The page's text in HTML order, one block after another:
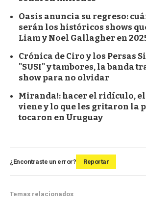
Oasis anuncia su regreso:
serán los históricos shows
Liam y Noel Gallagher en
Crónica de Ciro y los Persas
"SUSI" y tambores, la banda
show para no olvidar
Miranda!: hacer el ridículo, el
viene y lo que les gritaron la
tocaron en Uruguay
¿Encontraste un error? Reportar
Temas relacionados